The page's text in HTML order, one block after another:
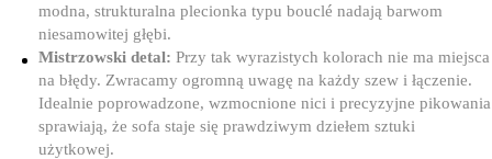
modna, strukturalna plecionka typu bouclé nadają barwom
niesamowitej głębi.
Mistrzowski detal: Przy tak wyrazistych kolorach nie ma miejsca
na błędy. Zwracamy ogromną uwagę na każdy szew i łączenie.
Idealnie poprowadzone, wzmocnione nici i precyzyjne pikowania
sprawiają, że sofa staje się prawdziwym dziełem sztuki
użytkowej.